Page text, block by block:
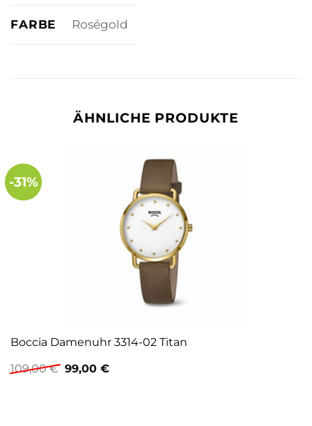
FARBE Roségold
ÄHNLICHE PRODUKTE
-31%
Boccia Damenuhr 3314-02 Titan
109,00€ Ursprünglicher
Preis
99,00 €Aktueller